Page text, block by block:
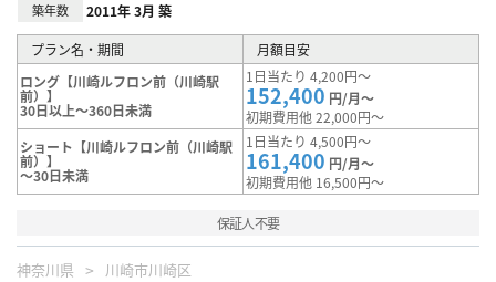
築年数 2011年 3月 築
プラン名・期間
月額目安
ロング【川崎ルフロン前（川崎駅
前）】
30日以上～360日未満
1日当たり 4,200円～
152,400 円/月～
初期費用他 22,000円～
ショート【川崎ルフロン前（川崎駅
前）】
～30日未満
1日当たり 4,500円～
161,400 円/月～
初期費用他 16,500円～
保証人不要
神奈川県 川崎市川崎区